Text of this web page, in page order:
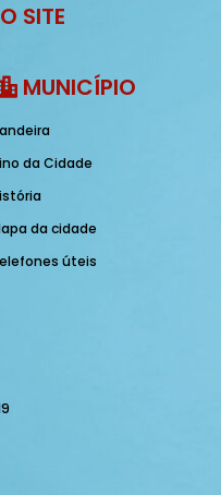
SITE
MUNICÍPIO
da Cidade
da cidade
úteis